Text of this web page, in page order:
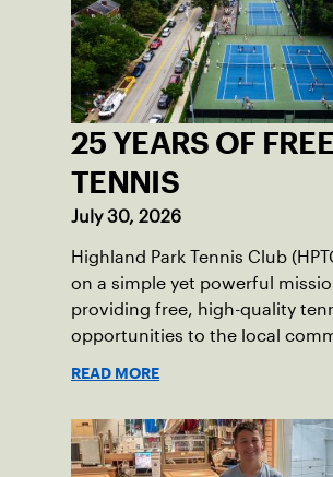
25 YEARS OF FREE
TENNIS
July 30, 2026
Highland Park Tennis Club
on a simple yet powerful
providing free, high-quality
opportunities to the local
impact across the Pittsburgh
where people of all ages,
READ MORE